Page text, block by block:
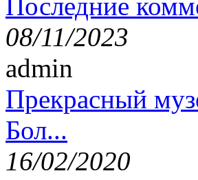
08/11/2023
admin
Прекрасный
Бол...
16/02/2020